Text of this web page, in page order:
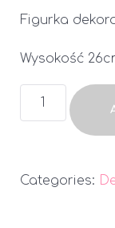
Figurka
Wysokość
Figurka
Grzyb
Categories: